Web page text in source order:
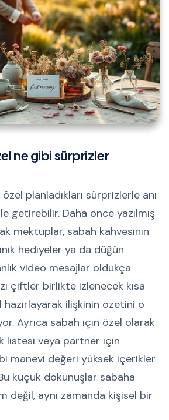
ne gibi sürprizler
planladıkları sürprizlerle anı
getirebilir. Daha önce yazılmış
mektuplar, sabah kahvesinin
hediyeler ya da düğün
video mesajlar oldukça
çiftler birlikte izlenecek kısa
ilişkinin özetini o
Ayrıca sabah için özel olarak
listesi veya partner için
manevi değeri yüksek içerikler
küçük dokunuşlar sabaha
değil, aynı zamanda kişisel bir